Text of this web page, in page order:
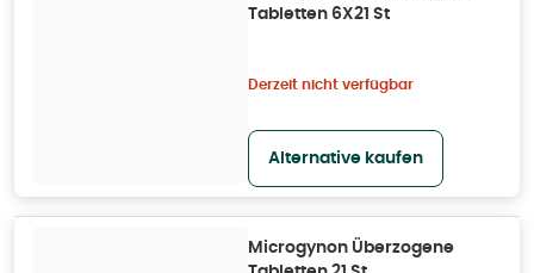
Tabletten 6X21 St
Derzeit nicht verfügbar
Alternative kaufen
Microgynon Überzogene